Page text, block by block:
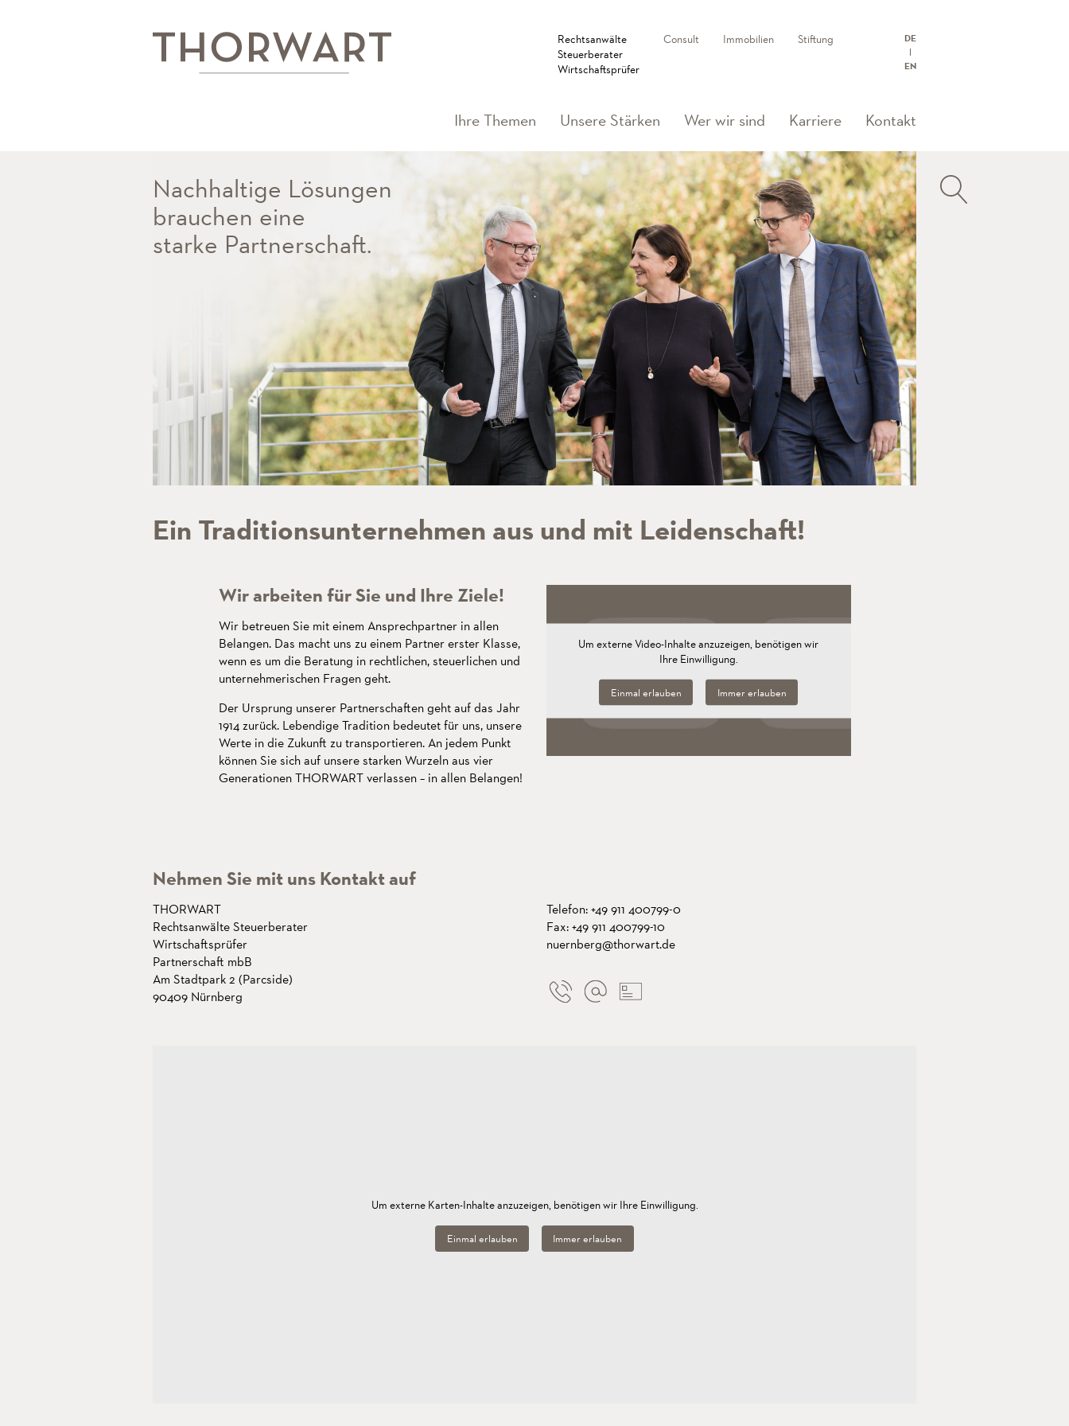
Rechtsanwälte
Steuerberater
Wirtschaftsprüfer
Consult Immobilien Stiftung DE
EN
Ihre Themen Unsere Stärken Wer wir sind Karriere Kontakt
Nachhaltige Lösungen
brauchen eine
starke Partnerschaft.
Wir arbeiten
für Menschen
und deren Ziele.
Die beste Lösung
ist unser Anspruch.
Wir sprechen
Ihre Sprache.
Wir unterstützen
Sie ganzheitlich.
Lebendige Tradition bedeutet,
unsere Werte in die Zukunft
zu transportieren.
Ein Traditionsunternehmen aus und mit Leidenschaft!
Wir arbeiten für Sie und Ihre Ziele!
Wir betreuen Sie mit einem Ansprechpartner in allen
Belangen. Das macht uns zu einem Partner erster Klasse,
wenn es um die Beratung in rechtlichen, steuerlichen und
unternehmerischen Fragen geht.
Der Ursprung unserer Partnerschaften geht auf das Jahr
1914 zurück. Lebendige Tradition bedeutet für uns, unsere
Werte in die Zukunft zu transportieren. An jedem Punkt
können Sie sich auf unsere starken Wurzeln aus vier
Generationen THORWART verlassen – in allen Belangen!
Um externe Video-Inhalte anzuzeigen, benötigen wir
Ihre Einwilligung.
Einmal erlauben Immer erlauben
Nehmen Sie mit uns Kontakt auf
THORWART
Rechtsanwälte Steuerberater
Wirtschaftsprüfer
Partnerschaft mbB
Am Stadtpark 2 (Parcside)
90409 Nürnberg
Telefon: +49 911 400799-0
Fax: +49 911 400799-10
nuernberg@thorwart.de
Um externe Karten-Inhalte anzuzeigen, benötigen wir Ihre Einwilligung.
Einmal erlauben Immer erlauben